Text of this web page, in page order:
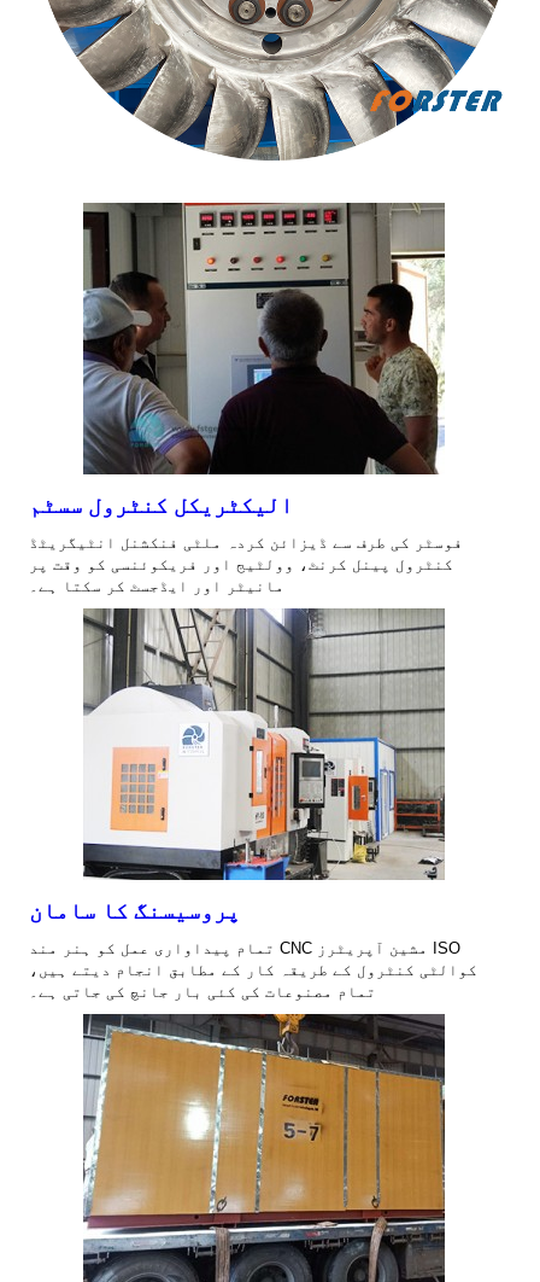
الیکٹریکل کنٹرول سسٹم
فوسٹر کی طرف سے ڈیزائن کردہ ملٹی فنکشنل انٹیگریٹڈ
کنٹرول پینل کرنٹ، وولٹیج اور فریکوئنسی کو وقت پر
مانیٹر اور ایڈجسٹ کر سکتا ہے۔
پروسیسنگ کا سامان
تمام پیداواری عمل کو ہنر مند CNC مشین آپریٹرز ISO
کوالٹی کنٹرول کے طریقہ کار کے مطابق انجام دیتے ہیں،
تمام مصنوعات کی کئی بار جانچ کی جاتی ہے۔